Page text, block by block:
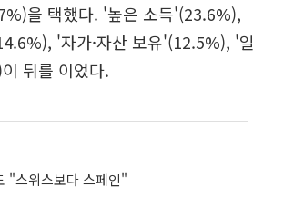
을 택했다. '높은 소득'(23.6%),
'자가·자산 보유'(12.5%), '일
뒤를 이었다.
"스위스보다 스페인"